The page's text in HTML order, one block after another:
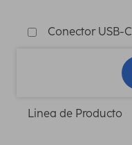
Conector USB-C
Linea de Producto